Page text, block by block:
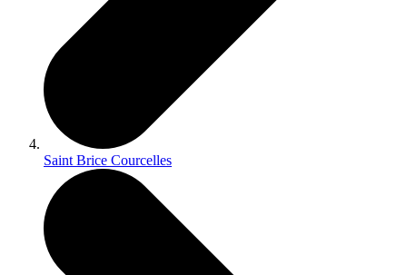
Saint Brice Courcelles